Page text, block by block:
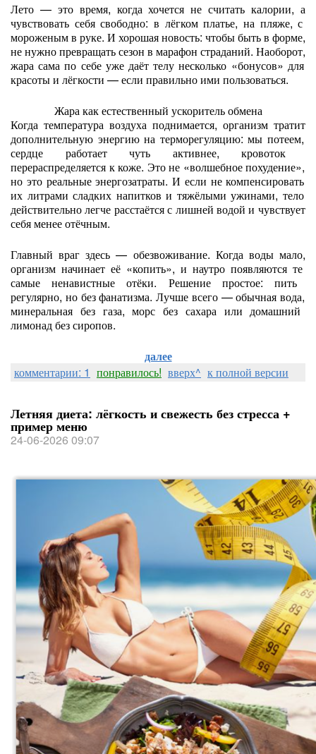
Лето — этовремя, когдахочется не считать калории, а
чувствовать себясвободно: в лёгкомплатье, на пляже, с
мороженымв руке. И хорошаяновость: чтобыбытьв форме,
ненужнопревращатьсезон в марафон страданий. Наоборот,
жара сама по себеужедаёт телу несколько «бонусов» для
красотыи лёгкости — если правильноими пользоваться.
Жаракакестественный ускорительобмена
Когда температура воздуха поднимается, организм тратит
дополнительную энергиюна терморегуляцию: мы потеем,
сердце работаетчуть активнее, кровоток
перераспределяется ккоже. Этоне «волшебноепохудение»,
но этореальныеэнергозатраты. И если некомпенсировать
их литрами сладких напитков и тяжёлыми ужинами, тело
действительнолегче расстаётсяс лишней водой и чувствует
себяменееотёчным.
Главный враг здесь — обезвоживание. Когдаводымало,
организм начинает её «копить», и наутро появляются те
самые ненавистные отёки. Решениепростое: пить
регулярно, нобезфанатизма. Лучше всего— обычная вода,
минеральная безгаза, морс без сахараили домашний
лимонадбезсиропов.
далее
комментарии: 1 понравилось! вверх^ к полной версии
Летняя диета: лёгкость и свежесть без стресса +
пример меню
24-06-2026 09:07